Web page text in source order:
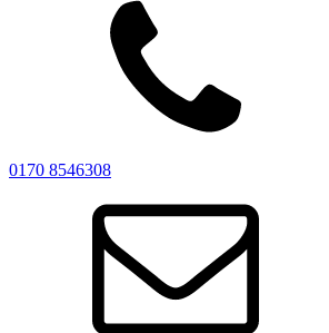
0170 8546308